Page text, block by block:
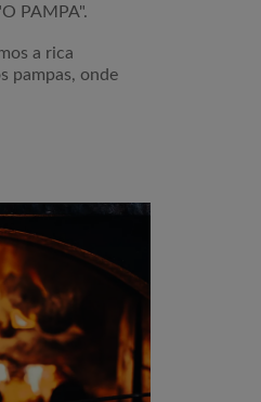
PAMPA".
a rica
pampas, onde